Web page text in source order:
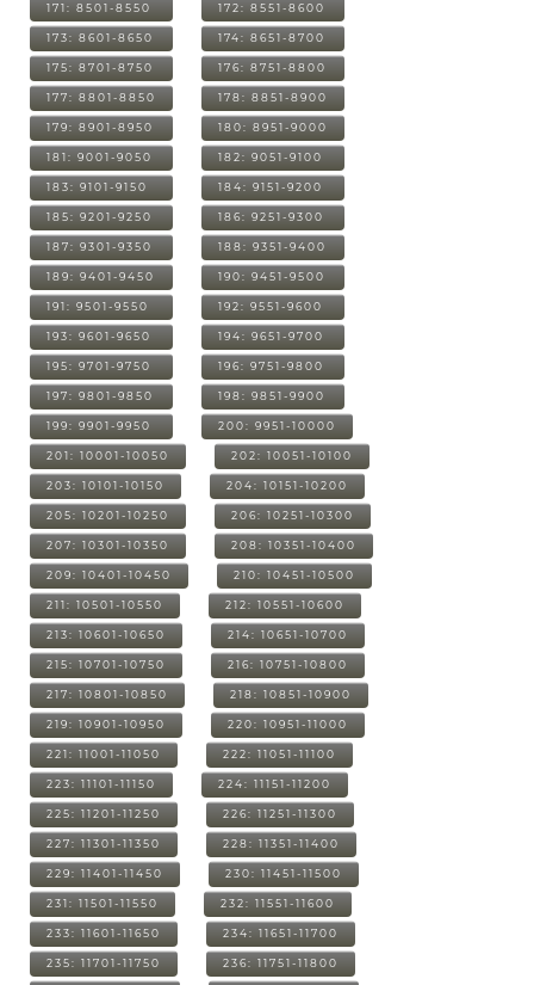
171: 8501-8550 172: 8551-8600
173: 8601-8650 174: 8651-8700
175: 8701-8750 176: 8751-8800
177: 8801-8850 178: 8851-8900
179: 8901-8950 180: 8951-9000
181: 9001-9050 182: 9051-9100
183: 9101-9150 184: 9151-9200
185: 9201-9250 186: 9251-9300
187: 9301-9350 188: 9351-9400
189: 9401-9450 190: 9451-9500
191: 9501-9550 192: 9551-9600
193: 9601-9650 194: 9651-9700
195: 9701-9750 196: 9751-9800
197: 9801-9850 198: 9851-9900
199: 9901-9950 200: 9951-10000
201: 10001-10050 202: 10051-10100
203: 10101-10150 204: 10151-10200
205: 10201-10250 206: 10251-10300
207: 10301-10350 208: 10351-10400
209: 10401-10450 210: 10451-10500
211: 10501-10550 212: 10551-10600
213: 10601-10650 214: 10651-10700
215: 10701-10750 216: 10751-10800
217: 10801-10850 218: 10851-10900
219: 10901-10950 220: 10951-11000
221: 11001-11050 222: 11051-11100
223: 11101-11150 224: 11151-11200
225: 11201-11250 226: 11251-11300
227: 11301-11350 228: 11351-11400
229: 11401-11450 230: 11451-11500
231: 11501-11550 232: 11551-11600
233: 11601-11650 234: 11651-11700
235: 11701-11750 236: 11751-11800